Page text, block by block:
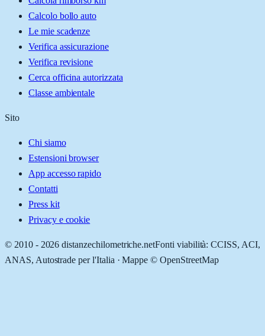
Calcolo bollo auto
Le mie scadenze
Verifica assicurazione
Verifica revisione
Cerca officina autorizzata
Classe ambientale
Sito
Chi siamo
Estensioni browser
App accesso rapido
Contatti
Press kit
Privacy e cookie
© 2010 - 2026 distanzechilometriche.netFonti viabilità: CCISS, ACI,
ANAS, Autostrade per l'Italia · Mappe © OpenStreetMap